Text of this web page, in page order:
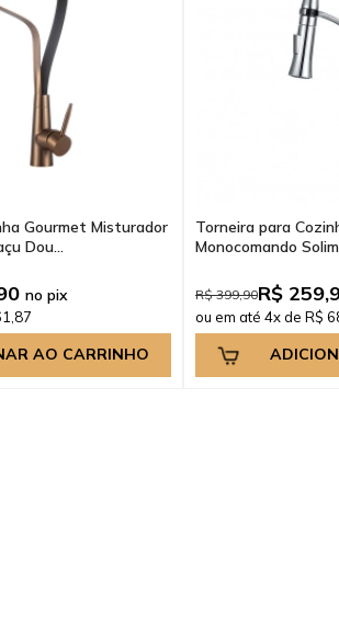
Gourmet Misturador
Dou...
no pix
AO CARRINHO
Torneira para
Monocomando
R$ 399,90R$
ou em até 4x de R$